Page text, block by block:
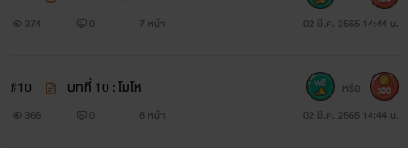
374 0 7 หน้า 02 มี.ค. 2565 14:44 น.
#10 บทที่ 10 : โมโห
366 0 8 หน้า 02 มี.ค. 2565 14:44 น.
หรือ 300